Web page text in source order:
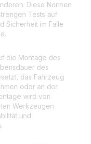
Diese Normen
Tests auf
Sicherheit im Falle
die Montage des
des
das Fahrzeug
oder an der
wird von
Werkzeugen
und